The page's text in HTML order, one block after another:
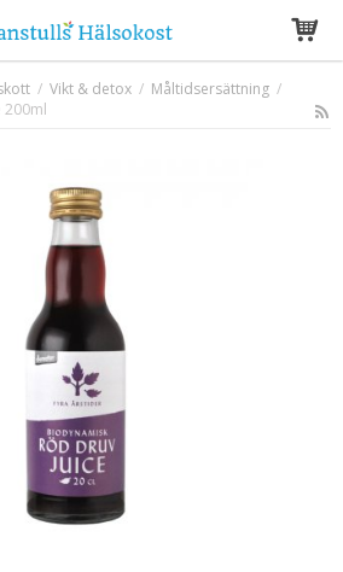
har blivit tillagd i varukorgen
/ Vikt & detox / Måltidsersättning /
200ml